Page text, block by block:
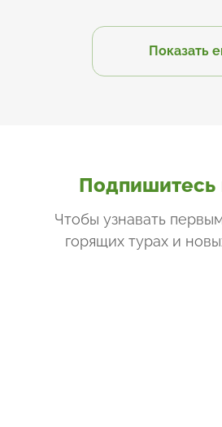
Показать
Подпишитесь
Чтобы узнавать
горящих турах и